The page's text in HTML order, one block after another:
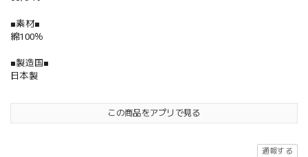
■素材■
綿100％
■製造国■
日本製
この商品をアプリで見る
通報する